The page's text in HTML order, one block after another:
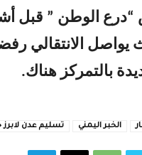
الوطن ” قبل
الانتقالي
بالتمركز هناك.
الخبر اليمني تسليم عدن لابرز